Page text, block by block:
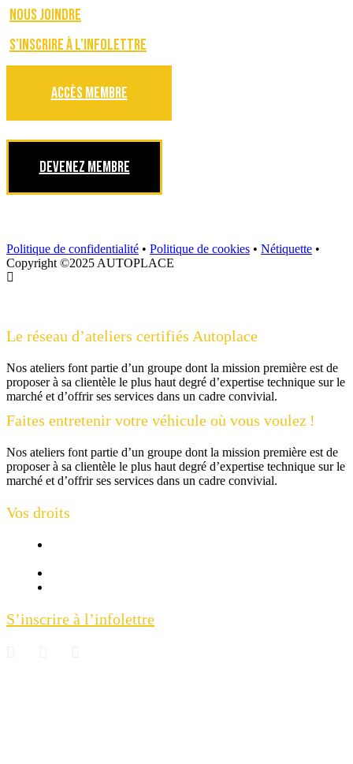
NOUS JOINDRE
S’INSCRIRE À L’INFOLETTRE
ACCÈS MEMBRE
DEVENEZ MEMBRE
Politique de confidentialité • Politique de cookies • Nétiquette •
Copyright ©2025 AUTOPLACE
Le réseau d’ateliers certifiés Autoplace
Nos ateliers font partie d’un groupe dont la mission première est de
proposer à sa clientèle le plus haut degré d’expertise technique sur le
marché et d’offrir ses services dans un cadre convivial.
Faites entretenir votre véhicule où vous voulez !
Nos ateliers font partie d’un groupe dont la mission première est de
proposer à sa clientèle le plus haut degré d’expertise technique sur le
marché et d’offrir ses services dans un cadre convivial.
Vos droits
S’inscrire à l’infolettre